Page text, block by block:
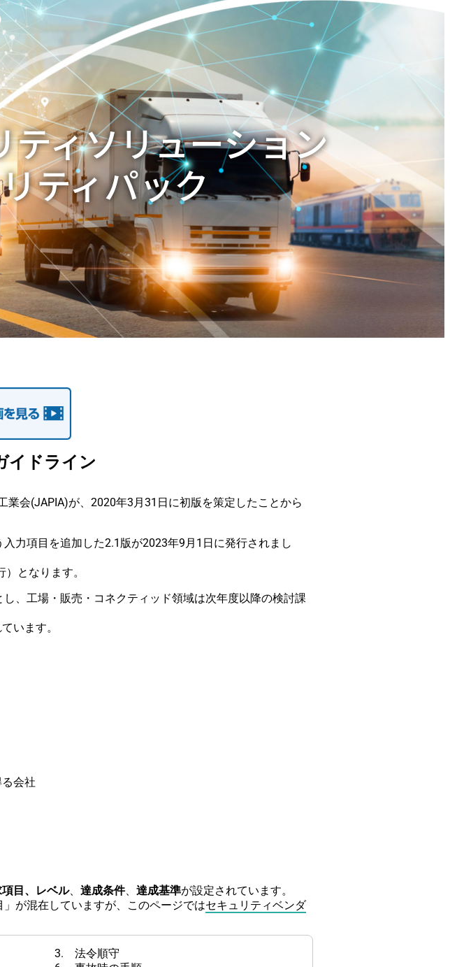
ィソリューション
ティパック
イドライン
会(JAPIA)が、2020年3月31日に初版を策定したことから
力項目を追加した2.1版が2023年9月1日に発行されまし
となります。
、工場・販売・コネクティッド領域は次年度以降の検討課
います。
会社
目、レベル、 達成条件、 達成基準が設定されています。
が混在していますが、このページではセキュリティベンダ
3. 法令順守